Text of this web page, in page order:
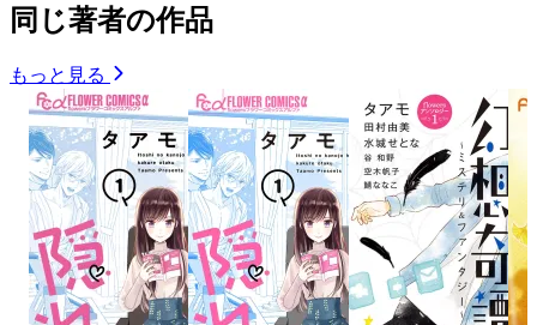
同じ著者の作品
もっと見る